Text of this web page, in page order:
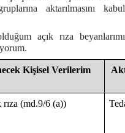
aktarılmasını kabul
açık rıza beyanlarımı
Kişisel Verilerim
rıza (md.9/6 (a))